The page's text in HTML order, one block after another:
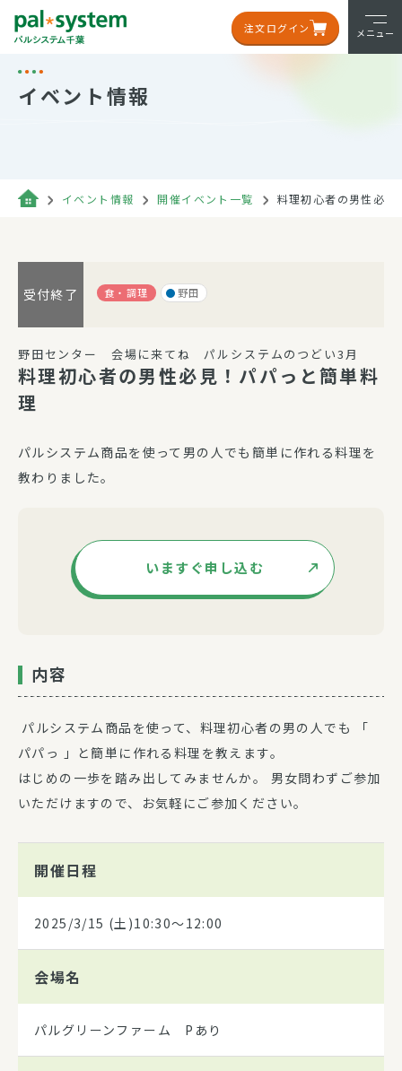
注文ログイン メニュー
イベント情報
イベント情報 開催イベント一覧 料理初心者の男性必
受付終了 食・調理 野田
野田センター 会場に来てね パルシステムのつどい3月
料理初心者の男性必見！パパっと簡単料
理
パルシステム商品を使って男の人でも簡単に作れる料理を
教わりました。
いますぐ申し込む
内容
パルシステム商品を使って、料理初心者の男の人でも 「
パパっ 」と簡単に作れる料理を教えます。
はじめの一歩を踏み出してみませんか。 男女問わずご参加
いただけますので、お気軽にご参加ください。
開催日程
2025/3/15 (土)10:30～12:00
会場名
パルグリーンファーム Pあり